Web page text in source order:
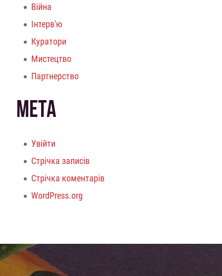
Війна
Інтерв'ю
Куратори
Мистецтво
Партнерство
МЕТА
Увійти
Стрічка записів
Стрічка коментарів
WordPress.org